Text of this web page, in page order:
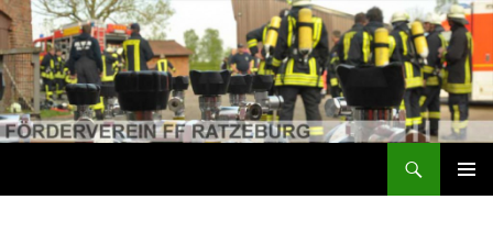
Förderverein der Freiwilligen Feuerwehr Ratzeburg